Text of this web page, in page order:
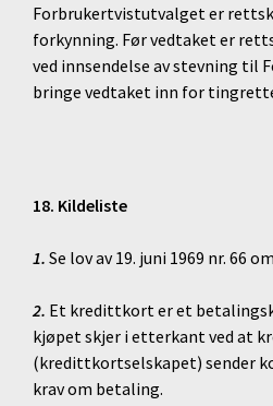
Forbrukertvistutvalget er
forkynning. Før vedtaket er
ved innsendelse av stevning til
bringe vedtaket inn for
18. Kildeliste
1. Se lov av 19. juni 1969 nr. 66
2. Et kredittkort er et
kjøpet skjer i etterkant ved at
(kredittkortselskapet) sender
krav om betaling.